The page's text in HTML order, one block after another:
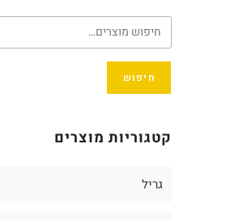
חיפוש
קטגוריות מוצרים
גריל